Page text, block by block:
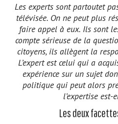
Les experts sont partoutet
télévisée. On ne peut plus
faire appel à eux. Ils sont
compte sérieuse de la
citoyens, ils allègent la
L’expert est celui qui a
expérience sur un sujet
politique qui peut alors
l’expertise est-
Les deux